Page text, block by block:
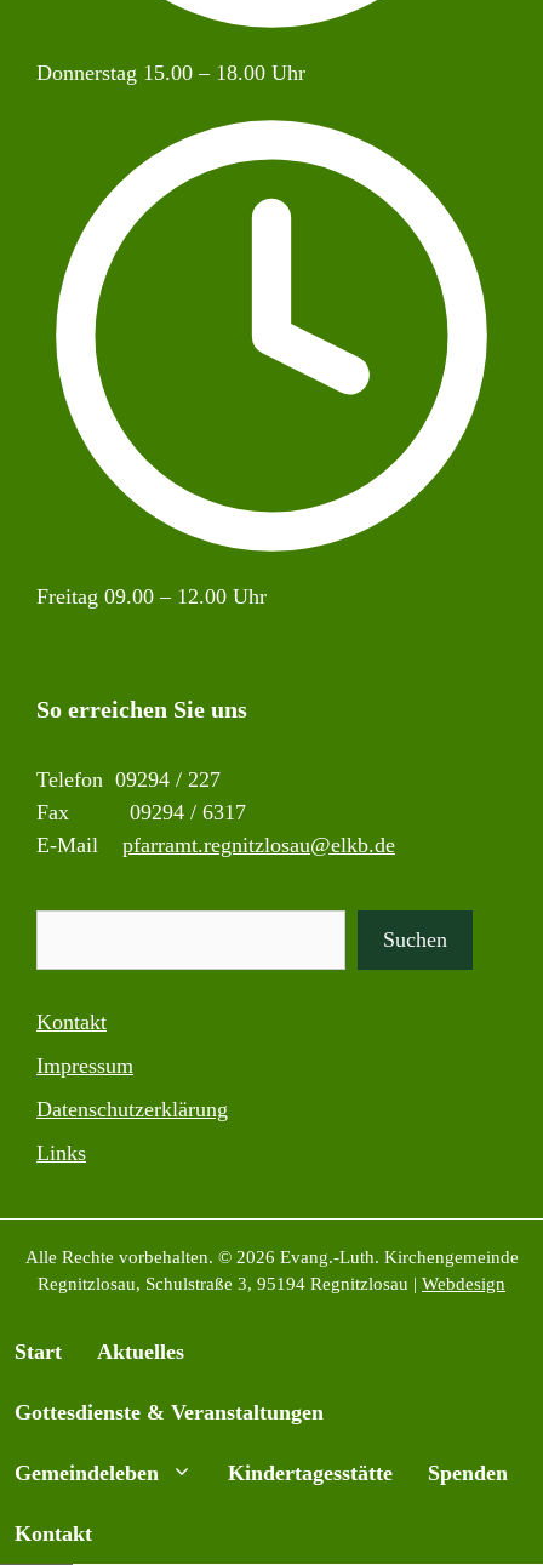
Donnerstag 15.00 – 18.00 Uhr
Freitag 09.00 – 12.00 Uhr
So erreichen Sie uns
Telefon 09294 / 227
Fax 09294 / 6317
E-Mail pfarramt.regnitzlosau@elkb.de
Suchen
Kontakt
Impressum
Datenschutzerklärung
Links
Alle Rechte vorbehalten. © 2026 Evang.-Luth. Kirchengemeinde
Regnitzlosau, Schulstraße 3, 95194 Regnitzlosau | Webdesign
Start Aktuelles
Gottesdienste & Veranstaltungen
Gemeindeleben Kindertagesstätte Spenden
Kontakt